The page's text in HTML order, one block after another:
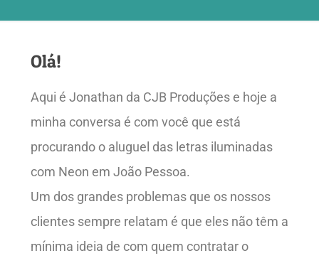
Olá!
Aqui é Jonathan da CJB Produções e hoje a
minha conversa é com você que está
procurando o aluguel das letras iluminadas
com Neon em João Pessoa.
Um dos grandes problemas que os nossos
clientes sempre relatam é que eles não têm a
mínima ideia de com quem contratar o